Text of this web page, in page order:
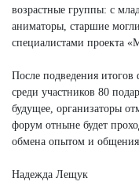
возрастные группы: с
аниматоры, старшие
специалистами проекта
После подведения
среди участников 80
будущее, организаторы
форум отныне будет
обмена опытом и общения
Надежда Лещук